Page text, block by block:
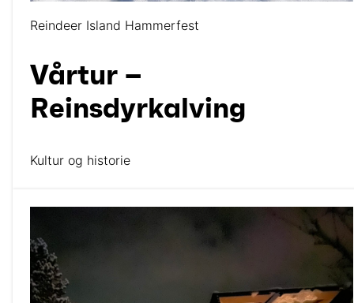
Reindeer Island Hammerfest
Vårtur –
Reinsdyrkalving
Kultur og historie